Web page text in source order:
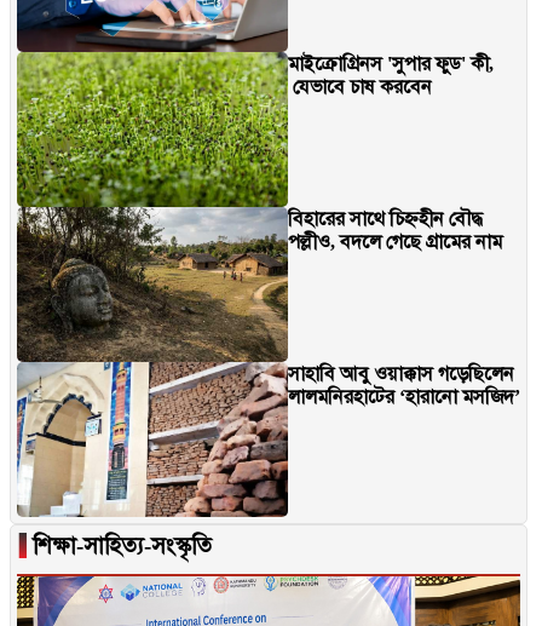
মাইক্রোগ্রিনস 'সুপার ফুড' কী,
যেভাবে চাষ করবেন
বিহারের সাথে চিহ্নহীন বৌদ্ধ
পল্লীও, বদলে গেছে গ্রামের নাম
সাহাবি আবু ওয়াক্কাস গড়েছিলেন
লালমনিরহাটের ‘হারানো মসজিদ’
▐শিক্ষা-সাহিত্য-সংস্কৃতি